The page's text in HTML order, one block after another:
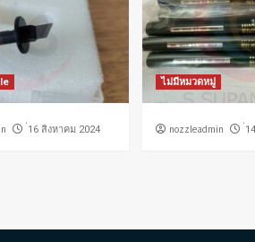
่16 สิงหาคม 2024
ไม่มีหมวดหมู่
nozzleadmin